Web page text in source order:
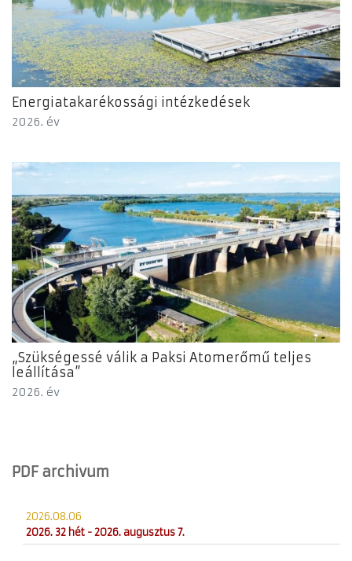
Energiatakarékossági intézkedések
2026. év
„Szükségessé válik a Paksi Atomerőmű teljes
leállítása”
2026. év
PDF archivum
2026.08.06
2026. 32 hét - 2026. augusztus 7.